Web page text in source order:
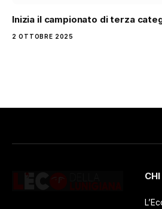
Inizia il campionato di terza
2 OTTOBRE 2025